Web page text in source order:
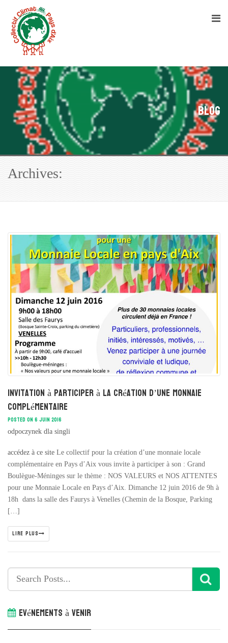
Blog
Archives:
Invitation à participer à la création d’une monnaie
complémentaire
POSTED ON 6 JUIN 2016
odpoczynek dla singli
accédez à ce site Le collectif pour la création d’une monnaie locale
complémentaire en Pays d’Aix vous invite à participer à son : Grand
Boulègue-Méninges sur le thème : NOS VALEURS et NOS ATTENTES
pour une Monnaie Locale en Pays d’Aix. Dimanche 12 juin 2016 de 9h à
18h dans la salle des Faurys à Venelles (Chemin de la Bosque, Parking
[…]
LIRE PLUS
Evénements à venir